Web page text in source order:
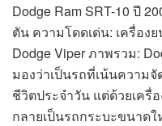
Dodge Ram SRT-10 ปี
ตัน ความโดดเด่น: เครื่อง
Dodge Viper ภาพรวม:
มองว่าเป็นรถที่เน้นความ
ชีวิตประจำวัน แต่ด้วยเครื่
กลายเป็นรถกระบะขนา